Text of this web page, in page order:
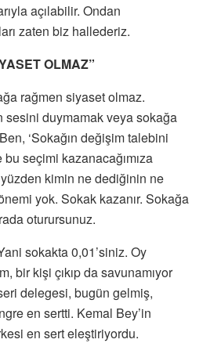
açılabilir. Ondan
zaten biz hallederiz.
OLMAZ”
rağmen siyaset olmaz.
sesini duymamak veya sokağa
‘Sokağın değişim talebini
seçimi kazanacağımıza
yüzden kimin ne dediğinin ne
yok. Sokak kazanır. Sokağa
oturursunuz.
sokakta 0,01’siniz. Oy
bir kişi çıkıp da savunamıyor
delegesi, bugün gelmiş,
en sertti. Kemal Bey’in
en sert eleştiriyordu.